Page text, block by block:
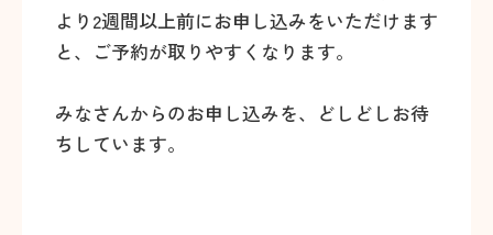
より2週間以上前にお申し込みをいただけます
と、ご予約が取りやすくなります。
みなさんからのお申し込みを、どしどしお待
ちしています。